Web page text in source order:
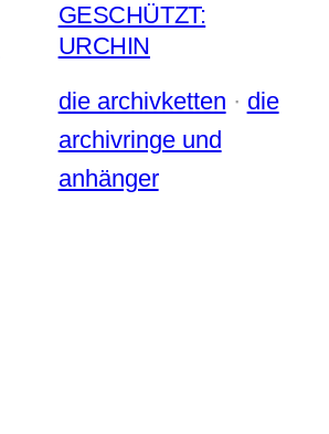
GESCHÜTZT:
URCHIN
die archivketten · die
archivringe und
anhänger